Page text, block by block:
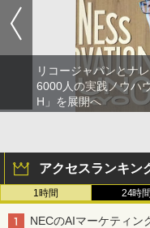
リコージャパンとナ
6000人の実践ノウハ
H」を展開へ
アクセスランキン
1時間 24時間
NECのAIマーケティ